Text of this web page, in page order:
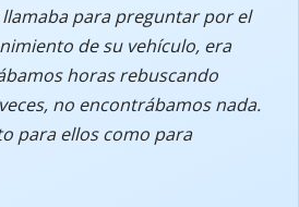
para preguntar por el
de su vehículo, era
horas rebuscando
no encontrábamos nada.
para ellos como para